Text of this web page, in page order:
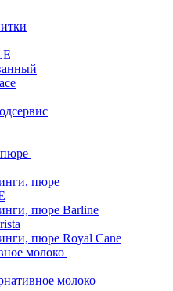
пюре
пюре Barline
пюре Royal Cane
молоко
молоко